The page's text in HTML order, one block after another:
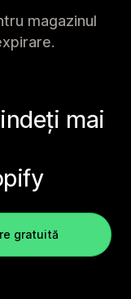
magazinul
mai
gratuită